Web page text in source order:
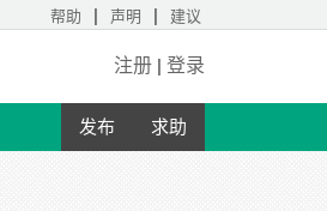
帮助 | 声明 | 建议
注册 | 登录
发布 求助